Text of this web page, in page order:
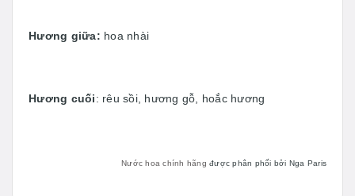
Hương giữa: hoa nhài
Hương cuối: rêu sồi, hương gỗ, hoắc hương
Nước hoa chính hãng được phân phối bởi Nga Paris